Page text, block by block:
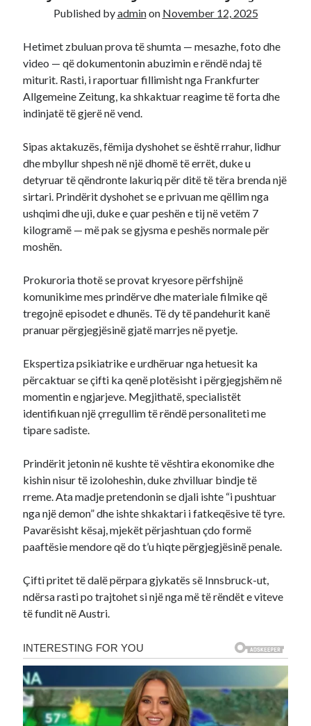
Recent Comments
A WordPress Commenter on Hello world!
Published byadminon November 12, 2025
Hetimet zbuluan prova të shumta — mesazhe, foto dhe
video — që dokumentonin abuzimin e rëndë ndaj të
miturit. Rasti, i raportuar fillimisht nga Frankfurter
Allgemeine Zeitung, ka shkaktuar reagime të forta dhe
indinjatë të gjerë në vend.
Sipas aktakuzës, fëmija dyshohet se është rrahur, lidhur
dhe mbyllur shpesh në një dhomë të errët, duke u
detyruar të qëndronte lakuriq për ditë të tëra brenda një
sirtari. Prindërit dyshohet se e privuan me qëllim nga
ushqimi dhe uji, duke e çuar peshën e tij në vetëm 7
kilogramë — më pak se gjysma e peshës normale për
moshën.
Prokuroria thotë se provat kryesore përfshijnë
komunikime mes prindërve dhe materiale filmike që
tregojnë episodet e dhunës. Të dy të pandehurit kanë
pranuar përgjegjësinë gjatë marrjes në pyetje.
Ekspertiza psikiatrike e urdhëruar nga hetuesit ka
përcaktuar se çifti ka qenë plotësisht i përgjegjshëm në
momentin e ngjarjeve. Megjithatë, specialistët
identifikuan një çrregullim të rëndë personaliteti me
tipare sadiste.
Prindërit jetonin në kushte të vështira ekonomike dhe
kishin nisur të izoloheshin, duke zhvilluar bindje të
rreme. Ata madje pretendonin se djali ishte “i pushtuar
nga një demon” dhe ishte shkaktari i fatkeqësive të tyre.
Pavarësisht kësaj, mjekët përjashtuan çdo formë
paaftësie mendore që do t’u hiqte përgjegjësinë penale.
Çifti pritet të dalë përpara gjykatës së Innsbruck-ut,
ndërsa rasti po trajtohet si një nga më të rëndët e viteve
të fundit në Austri.